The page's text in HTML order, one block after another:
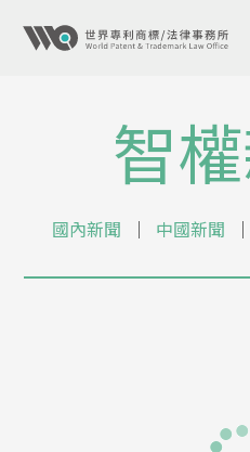
智
國內新聞 │ 中國新聞 │